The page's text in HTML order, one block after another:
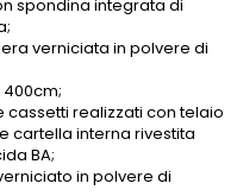
spondina integrata di
verniciata in polvere di
realizzati con telaio
cartella interna rivestita
BA;
in polvere di